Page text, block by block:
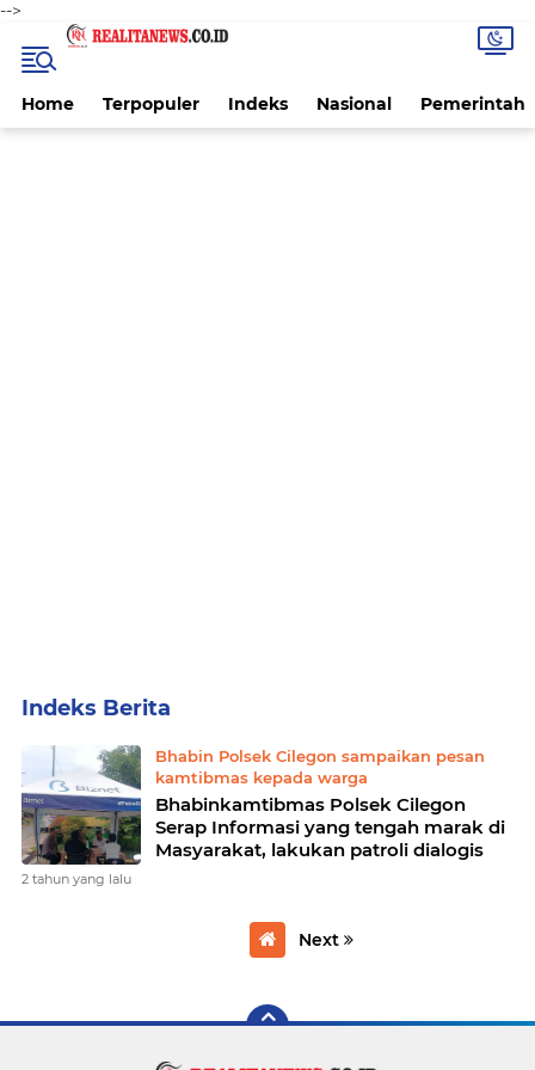
-->
Home Terpopuler Indeks Nasional Pemerintah
Bhabin Polsek Cilegon sampaikan pesan
kamtibmas kepada warga
Bhabinkamtibmas Polsek Cilegon
Serap Informasi yang tengah marak di
Masyarakat, lakukan patroli dialogis
2 tahun yang lalu
Next